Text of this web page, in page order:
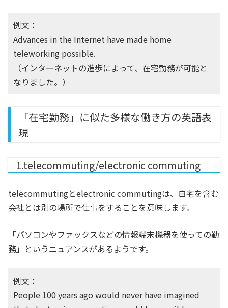
例文：
Advances in the Internet have made home
teleworking possible.
（インターネットの進歩によって、在宅勤務が可能と
なりました。）
「在宅勤務」に似た多様な働き方の英語表
現
1.telecommuting/electronic commuting
telecommutingとelectronic commutingは、自宅を含む
会社とは別の場所で仕事をすることを意味します。
「パソコンやファックスなどの情報端末機器を使っての勤
務」というニュアンスがあるようです。
例文：
People 100 years ago would never have imagined